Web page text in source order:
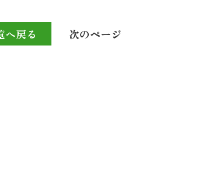
へ戻る 次のページ